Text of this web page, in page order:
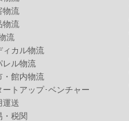
物流
物流
流
ィカル物流
レル物流
・館内物流
ートアップ･ベンチャー
運送
・税関